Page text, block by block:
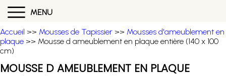
MENU
Accueil >> Mousses de Tapissier >> Mousses d'ameublement en
plaque >> Mousse d ameublement en plaque entière (140 x 100
cm)
MOUSSE D AMEUBLEMENT EN PLAQUE